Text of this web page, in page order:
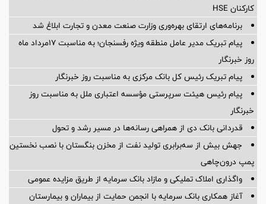
کارکنان HSE
برنامه‌های ارتقای بهره‌وری وزارت صنعت معدن و تجارت ابلاغ شد
پیام تبریک مدیر عامل منطقه ویژه رفسنجان؛ به مناسبت ۱۷مرداد ماه
روز خبرنگار
پیام تبریک رئیس کل بانک مرکزی به مناسبت روز خبرنگار
پیام رئیس هیئت سرپرستی مؤسسه اعتباری ملل به مناسبت روز
خبرنگار
قدردانی بانک دی از همراهی رسانه‌ها در مسیر رشد و تحول
جهش بیش از سه‌برابری تولید نفت از مخزن بنگستان با نصب نخستین
پمپ درون‌چاهی
واگذاری املاک تملیکی و مازاد بانک سرمایه از طریق مزایده عمومی
آغاز همکاری بانک سرمایه با انجمن حمایت از بیماران و بیمارستان